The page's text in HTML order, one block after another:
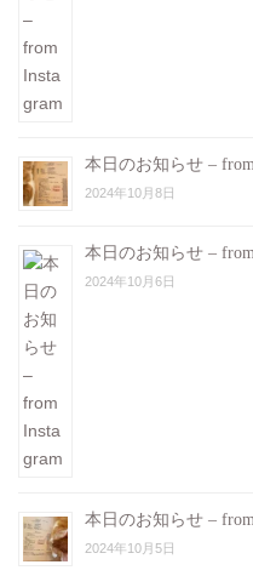
本日のお知らせ –
2024年10月8日
本日のお知らせ –
2024年10月6日
本日のお知らせ –
2024年10月5日